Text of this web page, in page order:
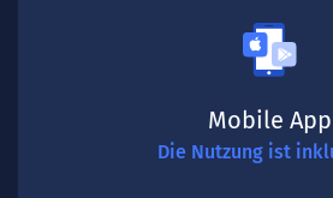
Mobile App
Die Nutzung ist